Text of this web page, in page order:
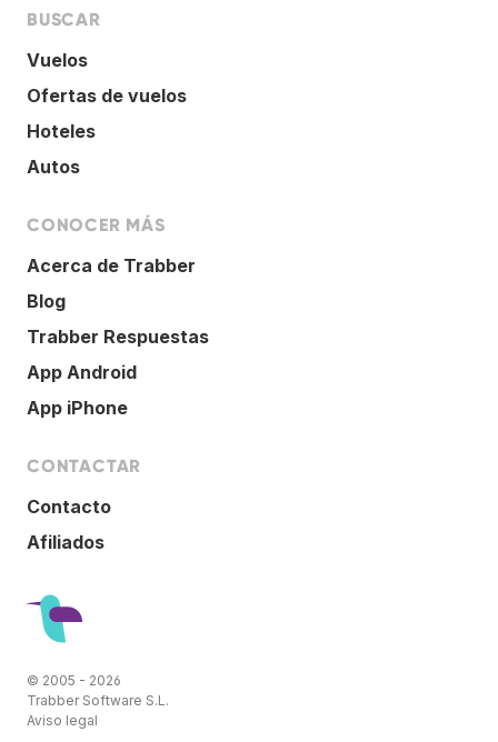
BUSCAR
Vuelos
Ofertas de vuelos
Hoteles
Autos
CONOCER MÁS
Acerca de Trabber
Blog
Trabber Respuestas
App Android
App iPhone
CONTACTAR
Contacto
Afiliados
© 2005 - 2026
Trabber Software S.L.
Aviso legal